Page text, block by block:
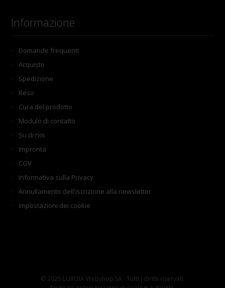
Informazione
Domande frequenti
Acquisto
Spedizione
Reso
Cura del prodotto
Modulo di contatto
Su di noi
Impronta
CGV
Informativa sulla Privacy
Annullamento dell'iscrizione alla newsletter
Impostazioni dei cookie
© 2025 LUXOIA Webshop SA · Tutti i diritti riservati.